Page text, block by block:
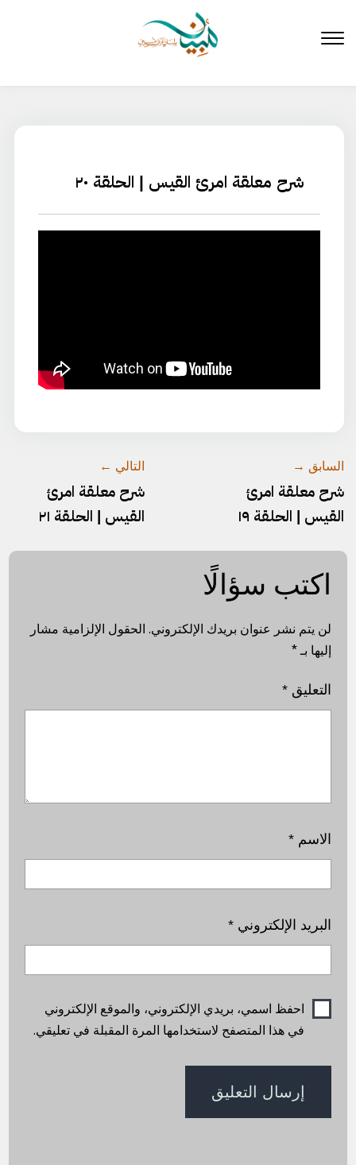
المحتوى
شرح معلقة امرئ القيس | الحلقة ۲۰
السابق →
شرح معلقة امرئ
القيس | الحلقة ١٩
التالي ←
شرح معلقة امرئ
القيس | الحلقة ۲١
اكتب سؤالًا
لن يتم نشر عنوان بريدك الإلكتروني. الحقول الإلزامية مشار
إليها بـ*
التعليق*
الاسم*
البريد الإلكتروني*
احفظ اسمي، بريدي الإلكتروني، والموقع الإلكتروني
في هذا المتصفح لاستخدامها المرة المقبلة في تعليقي.